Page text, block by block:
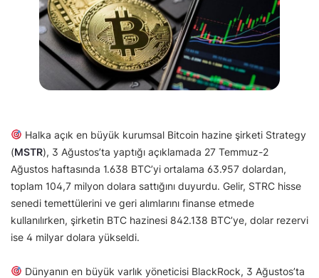
Halka açık en büyük kurumsal Bitcoin hazine şirketi Strategy
(MSTR), 3 Ağustos’ta yaptığı açıklamada 27 Temmuz-2
Ağustos haftasında 1.638 BTC’yi ortalama 63.957 dolardan,
toplam 104,7 milyon dolara sattığını duyurdu. Gelir, STRC hisse
senedi temettülerini ve geri alımlarını finanse etmede
kullanılırken, şirketin BTC hazinesi 842.138 BTC’ye, dolar rezervi
ise 4 milyar dolara yükseldi.
Dünyanın en büyük varlık yöneticisi BlackRock, 3 Ağustos’ta